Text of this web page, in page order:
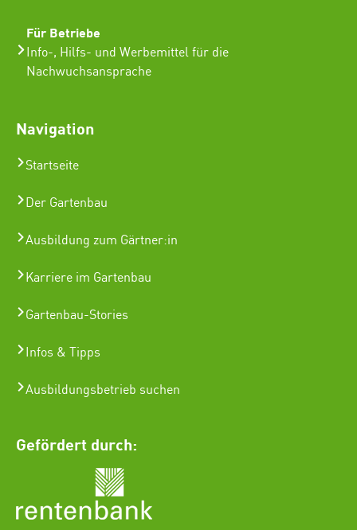
Für Betriebe
Info-, Hilfs- und Werbemittel für die
Nachwuchsansprache
Navigation
Startseite
Der Gartenbau
Ausbildung zum Gärtner:in
Karriere im Gartenbau
Gartenbau-Stories
Infos & Tipps
Ausbildungsbetrieb suchen
Gefördert durch: